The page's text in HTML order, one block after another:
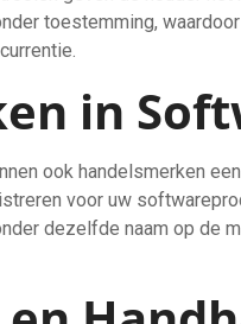
toestemming,
in
ook handelsmerken
voor uw
dezelfde naam op de